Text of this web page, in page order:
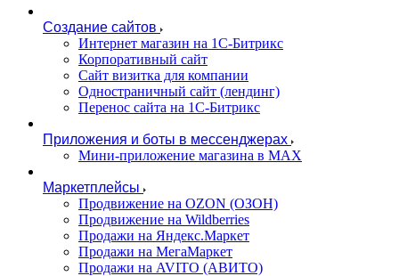
Создание сайтов
Интернет магазин на 1С-Битрикс
Корпоративный сайт
Сайт визитка для компании
Одностраничный сайт (лендинг)
Перенос сайта на 1С-Битрикс
Приложения и боты в мессенджерах
Мини-приложение магазина в MAX
Маркетплейсы
Продвижение на OZON (ОЗОН)
Продвижение на Wildberries
Продажи на Яндекс.Маркет
Продажи на МегаМаркет
Продажи на AVITO (АВИТО)